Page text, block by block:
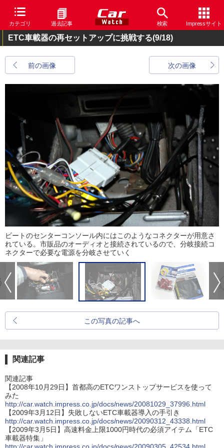
カテゴリ 過去記事 検索 Impressサイト
ETC車載器の再セットアップに挑戦する(9/18)
前の画像 次の画像
ビートのセンターコンソール内にはこのようなコネクターが用意さ
れている。市販品のオーディオと接続されているので、分岐接続コ
ネクターで必要な電源を分岐させていく
この写真の記事へ
関連記事
関連記事
【2008年10月29日】首都高のETCワンストップサービスを使って
みた
http://car.watch.impress.co.jp/docs/news/20081029_37996.html
【2009年3月12日】失敗しないETC車載器導入の手引き
http://car.watch.impress.co.jp/docs/news/20090312_43338.html
【2009年3月5日】高速料金上限1000円時代の必須アイテム「ETC
車載器特集」